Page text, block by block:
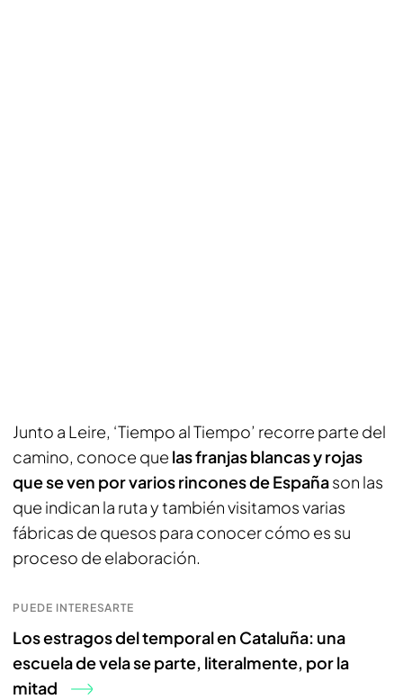
Junto a Leire, ‘Tiempo al Tiempo’ recorre parte del
camino, conoce que las franjas blancas y rojas
que se ven por varios rincones de Españason las
que indican la ruta y también visitamos varias
fábricas de quesos para conocer cómo es su
proceso de elaboración.
PUEDE INTERESARTE
Los estragos del temporal en Cataluña: una
escuela de vela se parte, literalmente, por la
mitad